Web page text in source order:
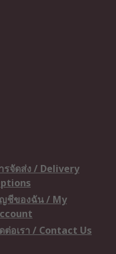
รจัดส่ง / Delivery
ชีของฉัน / My
ต่อเรา / Contact Us